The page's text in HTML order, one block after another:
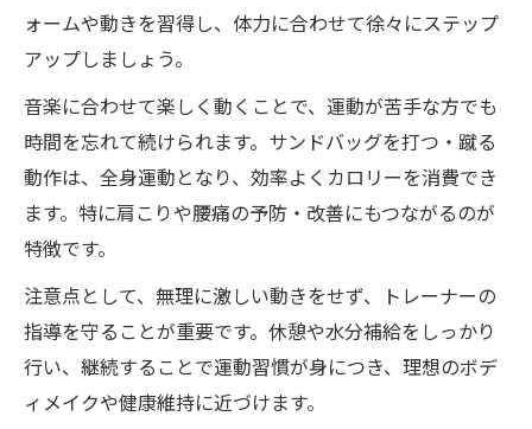
ォームや動きを習得し、体力に合わせて徐々にステップ
アップしましょう。
音楽に合わせて楽しく動くことで、運動が苦手な方でも
時間を忘れて続けられます。サンドバッグを打つ・蹴る
動作は、全身運動となり、効率よくカロリーを消費でき
ます。特に肩こりや腰痛の予防・改善にもつながるのが
特徴です。
注意点として、無理に激しい動きをせず、トレーナーの
指導を守ることが重要です。休憩や水分補給をしっかり
行い、継続することで運動習慣が身につき、理想のボデ
ィメイクや健康維持に近づけます。